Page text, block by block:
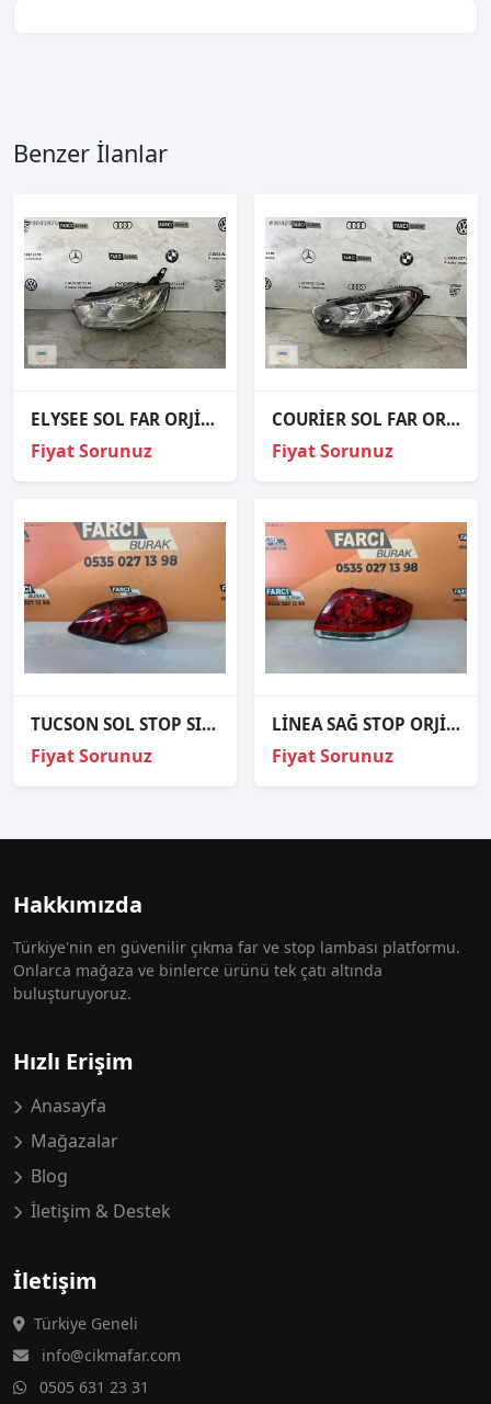
Benzer İlanlar
ELYSEE SOL FAR ORJİNAL
Fiyat Sorunuz
COURİER SOL FAR ORJİNAL
Fiyat Sorunuz
TUCSON SOL STOP SIFIR İTHAL 2019-
Fiyat Sorunuz
LİNEA SAĞ STOP ORJİNAL
Fiyat Sorunuz
Hakkımızda
Türkiye'nin en güvenilir çıkma far ve stop lambası platformu.
Onlarca mağaza ve binlerce ürünü tek çatı altında
buluşturuyoruz.
Hızlı Erişim
Anasayfa
Mağazalar
Blog
İletişim & Destek
İletişim
Türkiye Geneli
info@cikmafar.com
0505 631 23 31